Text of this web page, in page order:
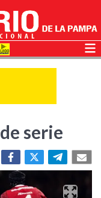
serie